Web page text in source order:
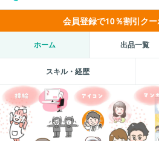
会員登録で10％割引クー
ホーム 出品一覧
スキル・経歴